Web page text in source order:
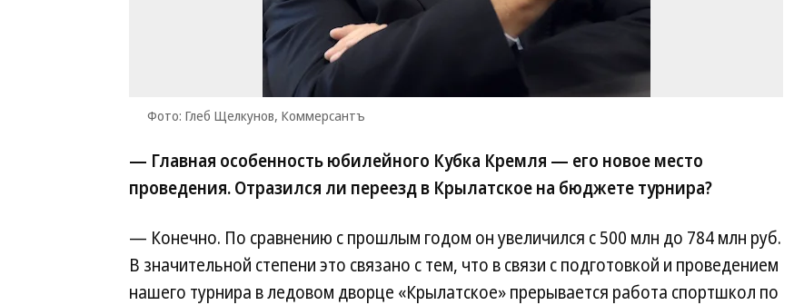
Фото: Глеб Щелкунов, Коммерсантъ
— Главная особенность юбилейного Кубка Кремля — его новое место
проведения. Отразился ли переезд в Крылатское на бюджете турнира?
— Конечно. По сравнению с прошлым годом он увеличился с 500 млн до 784 млн руб.
В значительной степени это связано с тем, что в связи с подготовкой и проведением
нашего турнира в ледовом дворце «Крылатское» прерывается работа спортшкол по